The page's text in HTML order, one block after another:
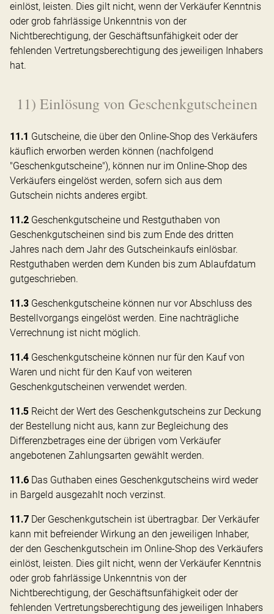
einlöst, leisten. Dies gilt nicht, wenn der Verkäufer Kenntnis
oder grob fahrlässige Unkenntnis von der
Nichtberechtigung, der Geschäftsunfähigkeit oder der
fehlenden Vertretungsberechtigung des jeweiligen Inhabers
hat.
11) Einlösung von Geschenkgutscheinen
11.1 Gutscheine, die über den Online-Shop des Verkäufers
käuflich erworben werden können (nachfolgend
"Geschenkgutscheine"), können nur im Online-Shop des
Verkäufers eingelöst werden, sofern sich aus dem
Gutschein nichts anderes ergibt.
11.2 Geschenkgutscheine und Restguthaben von
Geschenkgutscheinen sind bis zum Ende des dritten
Jahres nach dem Jahr des Gutscheinkaufs einlösbar.
Restguthaben werden dem Kunden bis zum Ablaufdatum
gutgeschrieben.
11.3 Geschenkgutscheine können nur vor Abschluss des
Bestellvorgangs eingelöst werden. Eine nachträgliche
Verrechnung ist nicht möglich.
11.4 Geschenkgutscheine können nur für den Kauf von
Waren und nicht für den Kauf von weiteren
Geschenkgutscheinen verwendet werden.
11.5 Reicht der Wert des Geschenkgutscheins zur Deckung
der Bestellung nicht aus, kann zur Begleichung des
Differenzbetrages eine der übrigen vom Verkäufer
angebotenen Zahlungsarten gewählt werden.
11.6 Das Guthaben eines Geschenkgutscheins wird weder
in Bargeld ausgezahlt noch verzinst.
11.7 Der Geschenkgutschein ist übertragbar. Der Verkäufer
kann mit befreiender Wirkung an den jeweiligen Inhaber,
der den Geschenkgutschein im Online-Shop des Verkäufers
einlöst, leisten. Dies gilt nicht, wenn der Verkäufer Kenntnis
oder grob fahrlässige Unkenntnis von der
Nichtberechtigung, der Geschäftsunfähigkeit oder der
fehlenden Vertretungsberechtigung des jeweiligen Inhabers